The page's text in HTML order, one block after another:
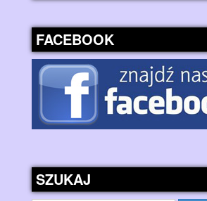
FACEBOOK
SZUKAJ